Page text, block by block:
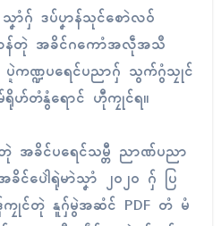
ဂှ် ဒပ်ပၞာန်သုၚ်စောဲလဝ်
ာန်တုဲ အခိၚ်ဂကောံအလဵုအသဳ
ဍဲကဏ္ဍပရေၚ်ပညာဂှ် သွက်ဂွံသၠုၚ်
ဟ်တံနွံရောၚ် ဟီုကၠုၚ်ရ။
အခိၚ်ပရေၚ်သမ္တီ ညာဏ်ပညာ
ၚ်ပေါဲရုဲမာဲသၞာံ ၂၀၂၀ ဂှ် ပြ
ကၠုၚ်တုဲ နူဂှ်မွဲအဆံၚ် PDF တံ မံ